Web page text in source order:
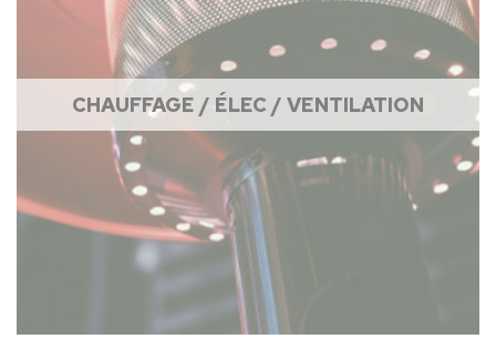
CHAUFFAGE / ÉLEC / VENTILATION